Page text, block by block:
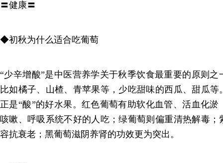
〓健康〓
◆初秋为什么适合吃葡萄
“少辛增酸”是中医营养学关于秋季饮食最重要的原则
比如橘子、山楂、青苹果等，少吃甜味的西瓜、甜瓜
正是“酸”的好水果。红色葡萄有助软化血管、活血化
咳嗽、呼吸系统不好的人吃；绿葡萄则偏重清热解毒
容抗衰老；黑葡萄滋阴养肾的功效更为突出。